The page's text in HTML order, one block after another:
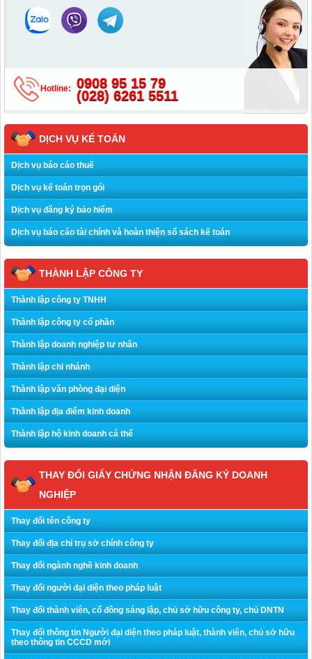
Hotline:
0908 95 15 79
(028) 6261 5511
DỊCH VỤ KẾ TOÁN
Dịch vụ báo cáo thuế
Dịch vụ kế toán trọn gói
Dịch vụ đăng ký bảo hiểm
Dịch vụ báo cáo tài chính và hoàn thiện sổ sách kế toán
THÀNH LẬP CÔNG TY
Thành lập công ty TNHH
Thành lập công ty cổ phần
Thành lập doanh nghiệp tư nhân
Thành lập chi nhánh
Thành lập văn phòng đại diện
Thành lập địa điểm kinh doanh
Thành lập hộ kinh doanh cá thể
THAY ĐỔI GIẤY CHỨNG NHẬN ĐĂNG KÝ DOANH
NGHIỆP
Thay đổi tên công ty
Thay đổi địa chỉ trụ sở chính công ty
Thay đổi ngành nghề kinh doanh
Thay đổi người đại diện theo pháp luật
Thay đổi thành viên, cổ đông sáng lập, chủ sở hữu công ty, chủ DNTN
Thay đổi thông tin Người đại diện theo pháp luật, thành viên, chủ sở hữu
theo thông tin CCCD mới